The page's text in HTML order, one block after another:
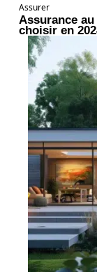
Assurer
Assurance
choisir en